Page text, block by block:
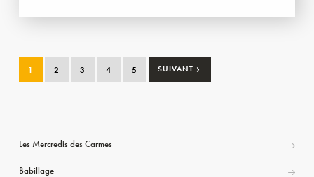
1 2 3 4 5 SUIVANT ›
Les Mercredis des Carmes
Babillage